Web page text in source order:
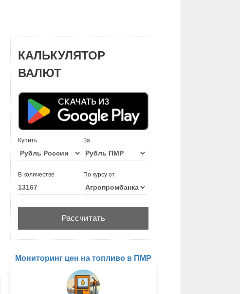
КАЛЬКУЛЯТОР
ВАЛЮТ
Купить За
В количестве По курсу от
Мониторинг цен на топливо в ПМР